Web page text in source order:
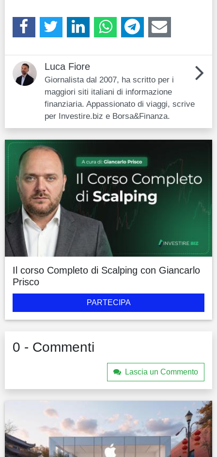
Luca Fiore
Giornalista dal 2007, ha scritto per i
maggiori siti italiani di informazione
finanziaria. Appassionato di viaggi, scrive
per Investire.biz e Borsa&Finanza.
Il corso Completo di Scalping con Giancarlo
Prisco
PARTECIPA
0 - Commenti
Lascia un Commento